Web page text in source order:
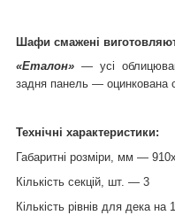
Шафи смажені
«Еталон» — усі
задня панель — оцинкована
Технічні характеристики:
Габаритні розміри, мм —
Кількість секцій, шт. — 3
Кількість рівнів для дека